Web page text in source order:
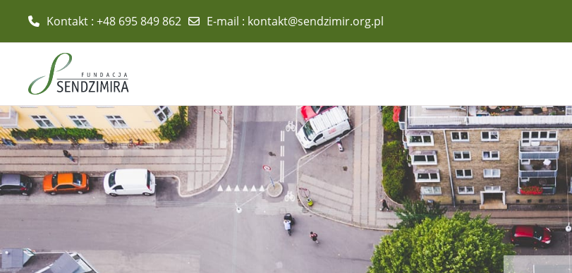
Przejdź do głównej zawartości
Kontakt : +48 695 849 862 E-mail : kontakt@sendzimir.org.pl